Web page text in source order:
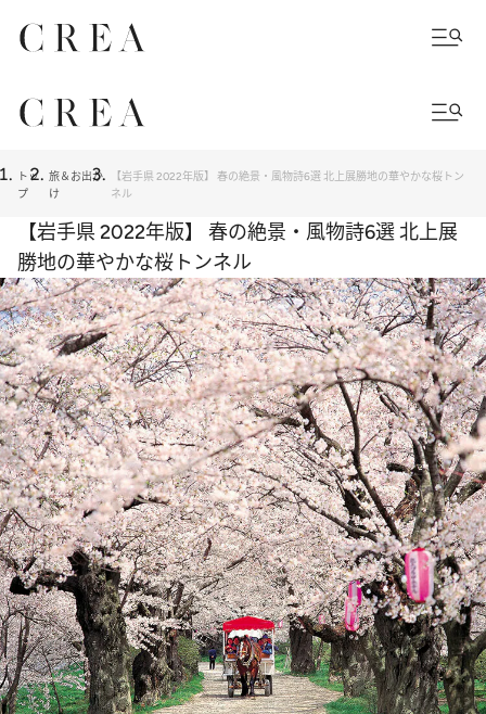
トッ
プ
旅＆お出か
け
【岩手県 2022年版】 春の絶景・風物詩6選 北上展勝地の華やかな桜トン
ネル
【岩手県 2022年版】 春の絶景・風物詩6選 北上展
勝地の華やかな桜トンネル